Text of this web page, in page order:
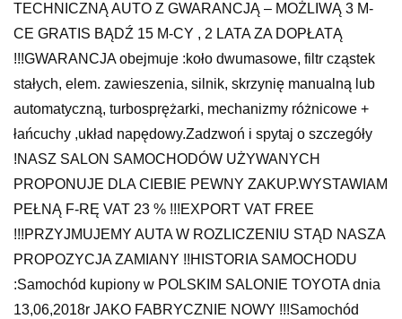
TECHNICZNĄ AUTO Z GWARANCJĄ – MOŻLIWĄ 3 M-
CE GRATIS BĄDŹ 15 M-CY , 2 LATA ZA DOPŁATĄ
!!!GWARANCJA obejmuje :koło dwumasowe, filtr cząstek
stałych, elem. zawieszenia, silnik, skrzynię manualną lub
automatyczną, turbosprężarki, mechanizmy różnicowe +
łańcuchy ,układ napędowy.Zadzwoń i spytaj o szczegóły
!NASZ SALON SAMOCHODÓW UŻYWANYCH
PROPONUJE DLA CIEBIE PEWNY ZAKUP.WYSTAWIAM
PEŁNĄ F-RĘ VAT 23 % !!!EXPORT VAT FREE
!!!PRZYJMUJEMY AUTA W ROZLICZENIU STĄD NASZA
PROPOZYCJA ZAMIANY !!HISTORIA SAMOCHODU
:Samochód kupiony w POLSKIM SALONIE TOYOTA dnia
13,06,2018r JAKO FABRYCZNIE NOWY !!!Samochód